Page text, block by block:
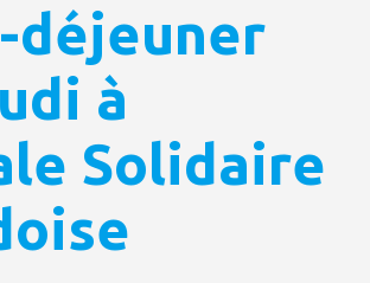
déjeuner
à
Solidaire